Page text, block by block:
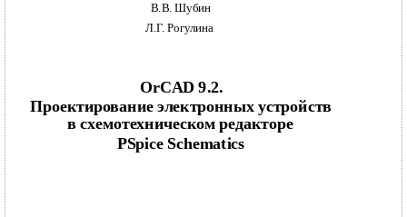
В.В. Шубин
Л.Г. Рогулина
OrCAD 9.2.
Проектирование электронных устройств
в схемотехническом редакторе
PSpice Schematics